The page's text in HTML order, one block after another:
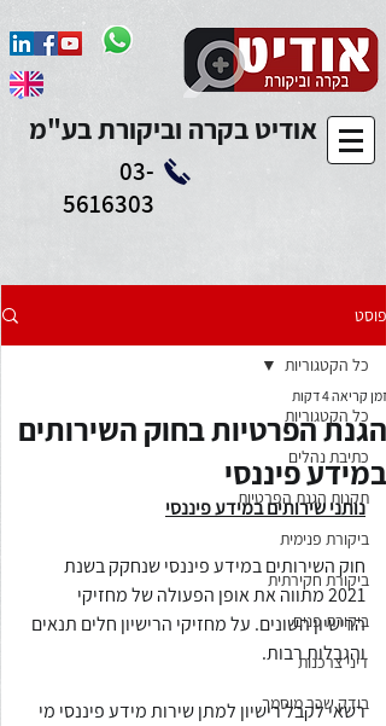
Add to Calendar
אודיט בקרה וביקורת בע"מ
03-
5616303
פוסט
כל הקטגוריות
כתיבת נהלים
תקנות הגנת הפרטיות
ביקורת פנימית
ביקורת חקירתית
ביקורת פנים
דיני צרכנות
בודק שכר מוסמך
כל הקטגוריות
הגנת הפרטיות בחוק השירותים
במידע פיננסי
זמן קריאה 4 דקות
נותני שירותים במידע פיננסי
חוק השירותים במידע פיננסי שנחקק בשנת
2021 מתווה את אופן הפעולה של מחזיקי
הרישיון השונים. על מחזיקי הרישיון חלים תנאים
והגבלות רבות.
רשאי לקבל רישיון למתן שירות מידע פיננסי מי